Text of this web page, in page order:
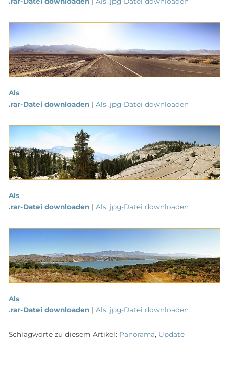
Als
.rar-Datei downloaden | Als .jpg-Datei downloaden
Als
.rar-Datei downloaden | Als .jpg-Datei downloaden
Als
.rar-Datei downloaden | Als .jpg-Datei downloaden
Schlagworte zu diesem Artikel: Panorama, Update